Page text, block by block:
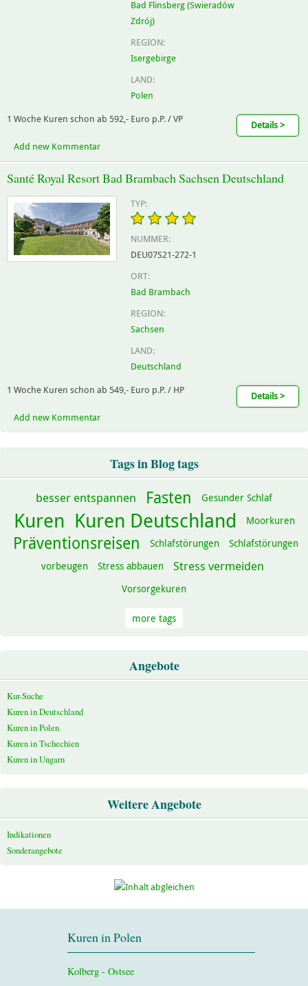
Bad Flinsberg (Swieradów
Zdrój)
REGION:
Isergebirge
LAND:
Polen
1 Woche Kuren schon ab 592,- Euro p.P. / VP
Details >
Add new Kommentar
Santé Royal Resort Bad Brambach Sachsen Deutschland
TYP:
NUMMER:
DEU07S21-272-1
ORT:
Bad Brambach
REGION:
Sachsen
LAND:
Deutschland
1 Woche Kuren schon ab 549,- Euro p.P. / HP
Details >
Add new Kommentar
Tags in Blog tags
besser entspannen Fasten Gesunder Schlaf
Kuren Kuren Deutschland Moorkuren
Präventionsreisen Schlafstörungen
Schlafstörungen
vorbeugen
Stress abbauen Stress vermeiden
Vorsorgekuren
more tags
Angebote
Kur-Suche
Kuren in Deutschland
Kuren in Polen
Kuren in Tschechien
Kuren in Ungarn
Weitere Angebote
Indikationen
Sonderangebote
Kuren in Polen
Kolberg - Ostsee